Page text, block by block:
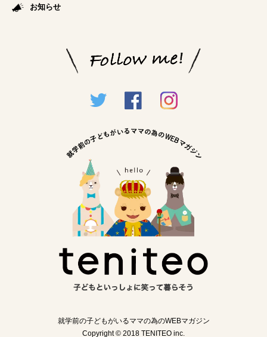
お知らせ
就学前の子どもがいるママの為のWEBマガジン
Copyright © 2018 TENITEO inc.